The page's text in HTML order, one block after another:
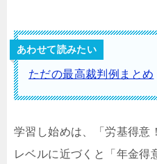
あわせて読みたい
ただの最高裁判例まとめ
学習し始めは、「労基得
レベルに近づくと「年金